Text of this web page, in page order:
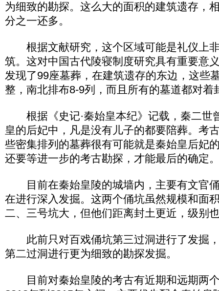
为细致的勘探。这么大的面积的建筑遗存，
分之一还多。
根据文献研究，这个区域可能是礼仪上
筑。这对中国古代陵寝制度研究具有重要意
发现了99座墓葬，在建筑遗存的东边，这些
整，南北排布8-9列，而且所有的墓道都对着
根据《史记·秦始皇本纪》记载，秦二世
皇的后妃中，凡是没有儿子的都要陪葬。考
些密集排列的墓葬很有可能就是秦始皇后妃
还要等进一步的考古勘探，才能最后的确定
目前在秦始皇陵的城墙内，主要有文官
在进行深入发掘。这两个俑坑虽然规模和面
二、三号坑大，但他们距离封土更近，级别
此前只对百戏俑坑第三过洞进行了发掘
第二过洞进行更为细致的勘探发掘。
目前对秦始皇陵的考古有近期和远期两